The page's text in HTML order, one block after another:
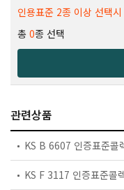
인용표준 2종 이상 선택
총 0종 선택
관련상품
KS B 6607 인증표준콜
KS F 3117 인증표준콜